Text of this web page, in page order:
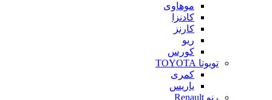
موهاوی
کادنزا
کارنز
ریو
کورس
تویوتا TOYOTA
کمری
یاریس
رنو Renault